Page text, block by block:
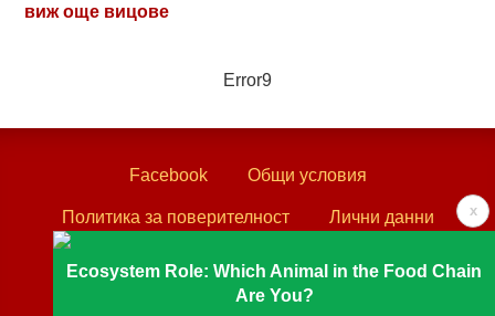
виж още вицове
Error9
x
Ecosystem Role: Which Animal in the Food Chain
Are You?
Facebook Общи условия
Политика за поверителност Лични данни
Textove.com © 2003 - 2026